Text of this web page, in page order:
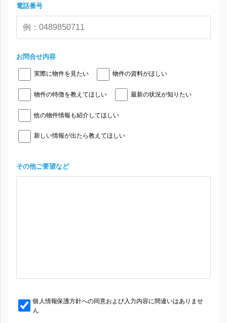
電話番号
お問合せ内容
実際に物件を見たい 物件の資料がほしい
物件の特徴を教えてほしい 最新の状況が知りたい
他の物件情報も紹介してほしい
新しい情報が出たら教えてほしい
その他ご要望など
個人情報保護方針への同意および入力内容に間違いはありませ
ん